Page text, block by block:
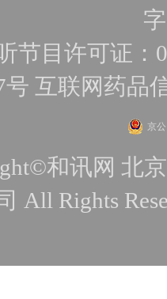
节目许可证：
号 互联网药品
京
和讯网 北
All Rights